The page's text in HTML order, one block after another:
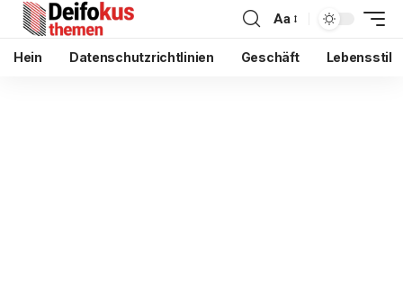
Aa
Hein Datenschutzrichtlinien Geschäft Lebensstil